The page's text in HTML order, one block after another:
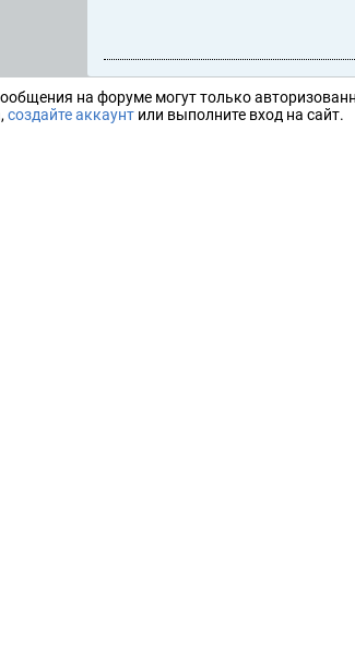
на форуме могут только
создайте аккаунт или выполните вход на сайт.